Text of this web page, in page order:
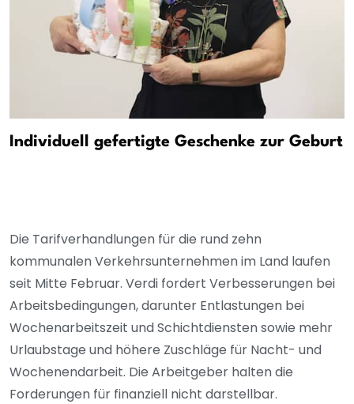
Individuell gefertigte Geschenke zur Geburt
Die Tarifverhandlungen für die rund zehn
kommunalen Verkehrsunternehmen im Land laufen
seit Mitte Februar. Verdi fordert Verbesserungen bei
Arbeitsbedingungen, darunter Entlastungen bei
Wochenarbeitszeit und Schichtdiensten sowie mehr
Urlaubstage und höhere Zuschläge für Nacht- und
Wochenendarbeit. Die Arbeitgeber halten die
Forderungen für finanziell nicht darstellbar.